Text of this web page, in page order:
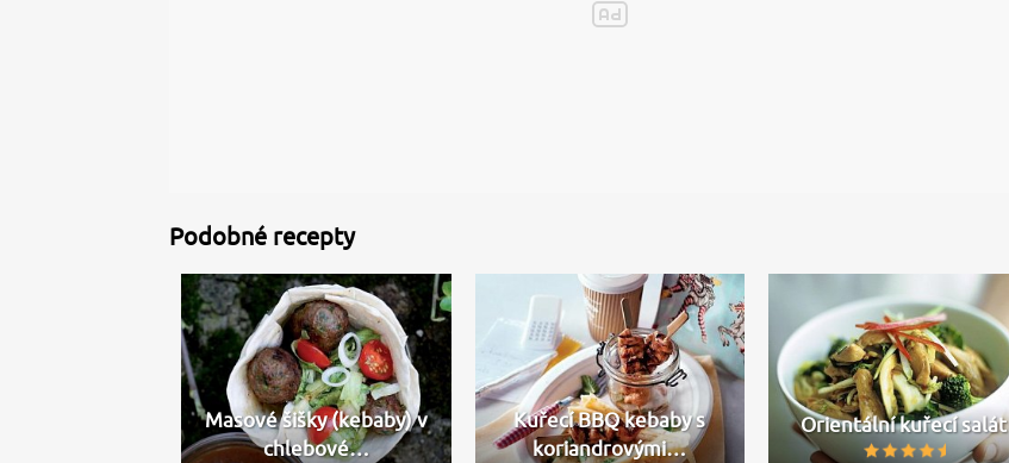
Podobné recepty
Masové šišky (kebaby) v
chlebové…
Kuřecí BBQ kebaby s
koriandrovými…
Orientální kuřecí salát